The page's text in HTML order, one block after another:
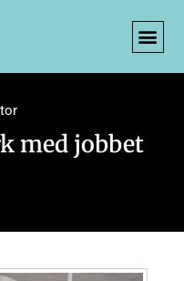
med jobbet